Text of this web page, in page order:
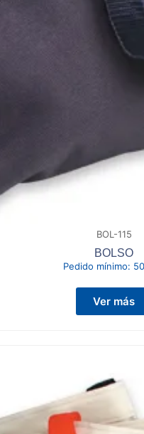
BOL-115
BOLSO
Pedido mínimo:
Ver más